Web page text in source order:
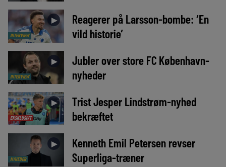
INTERVIEW
►
Reagerer på Larsson-bombe: ‘En
vild historie’
INTERVIEW
►
Jubler over store FC København-
nyheder
EKSKLUSIVT
►
Trist Jesper Lindstrøm-nyhed
bekræftet
NYHEDER
►
Kenneth Emil Petersen revser
Superliga-træner